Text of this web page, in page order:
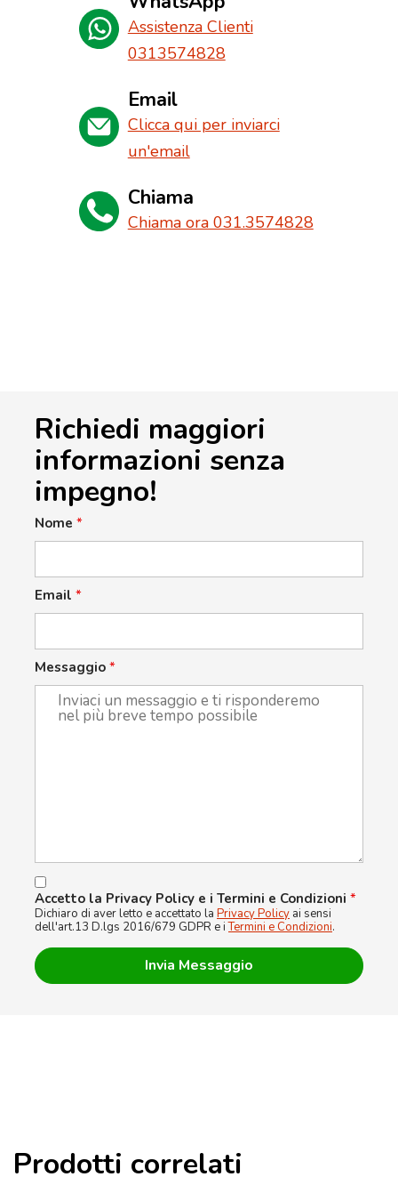
Assistenza Clienti
0313574828
Email
Clicca qui per inviarci
un'email
Chiama
Chiama ora 031.3574828
Richiedi maggiori
informazioni senza
impegno!
Nome *
Email *
Messaggio *
Accetto la Privacy Policy e i Termini e Condizioni *
Dichiaro di aver letto e accettato la Privacy Policy ai sensi
dell'art.13 D.lgs 2016/679 GDPR e iTermini e Condizioni.
Prodotti correlati